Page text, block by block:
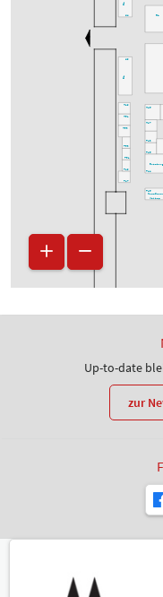
F47
J44
Bistro
J49
Bistro
Bistro
F45
Career Corner
Workshop
F46
H47
F48
F49
F51
F53
H49
H51
H53
Up-to-date
zur